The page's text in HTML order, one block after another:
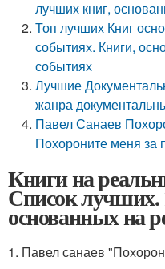
лучших книг,
Топ лучших Книг
событиях. Книги,
событиях
Лучшие
жанра
Павел Санаев
Похороните меня за
Книги на
Список
основанных на
1. Павел санаев